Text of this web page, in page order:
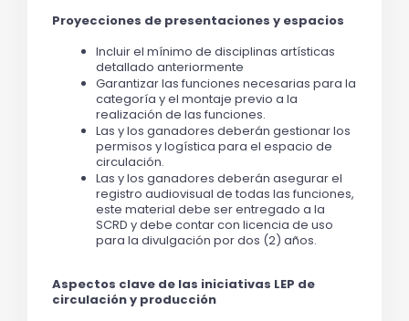
Proyecciones de presentaciones y espacios
Incluir el mínimo de disciplinas artísticas
detallado anteriormente
Garantizar las funciones necesarias para la
categoría y el montaje previo a la
realización de las funciones.
Las y los ganadores deberán gestionar los
permisos y logística para el espacio de
circulación.
Las y los ganadores deberán asegurar el
registro audiovisual de todas las funciones,
este material debe ser entregado a la
SCRD y debe contar con licencia de uso
para la divulgación por dos (2) años.
Aspectos clave de las iniciativas LEP de
circulación y producción